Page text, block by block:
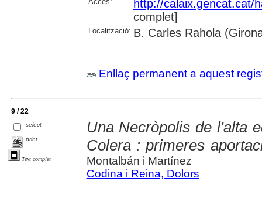
http://calaix.gencat.cat/
complet]
Localització: B. Carles Rahola
Enllaç permanent a aquest
9 / 22
select
print
Text complet
Una Necròpolis de l'alta
Colera : primeres
Montalbán i Martínez
Codina i Reina, Dolors